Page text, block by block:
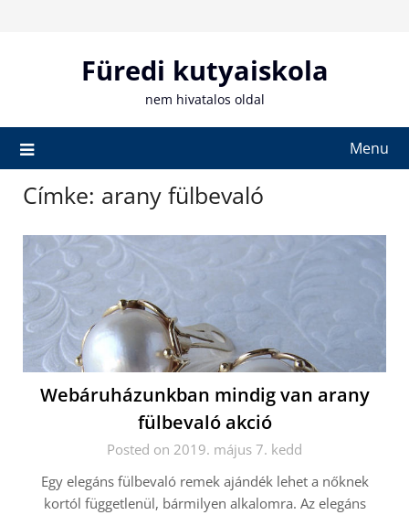
Füredi kutyaiskola
nem hivatalos oldal
Menu
Címke: arany fülbevaló
Webáruházunkban mindig van arany
fülbevaló akció
Posted on 2019. május 7. kedd
Egy elegáns fülbevaló remek ajándék lehet a nőknek
kortól függetlenül, bármilyen alkalomra. Az elegáns